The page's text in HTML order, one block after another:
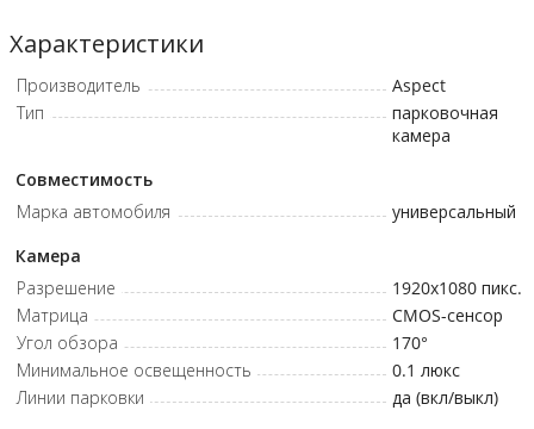
Характеристики
Производитель
Aspect
Тип
парковочная
камера
Совместимость
Марка автомобиля
универсальный
Камера
Разрешение
1920x1080 пикс.
Матрица
CMOS-сенсор
Угол обзора
170°
Минимальное освещенность
0.1 люкс
Линии парковки
да (вкл/выкл)